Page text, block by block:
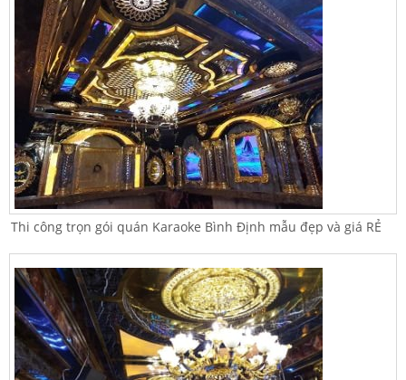
Thi công trọn gói quán Karaoke Bình Định mẫu đẹp và giá RẺ